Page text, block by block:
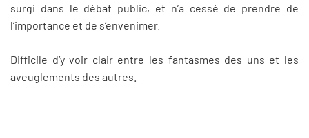
surgi dans le débat public, et n’a cessé de prendre de
l’importance et de s’envenimer.
Difficile d’y voir clair entre les fantasmes des uns et les
aveuglements des autres.